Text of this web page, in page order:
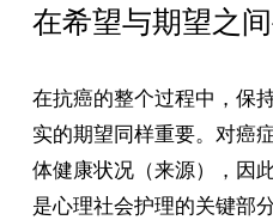
在希望与期望之
在抗癌的整个过程中，保
实的期望同样重要。对癌
体健康状况（来源），因
是心理社会护理的关键部